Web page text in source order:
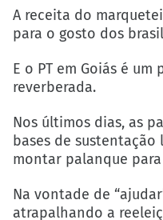
A receita do
para o gosto dos
E o PT em Goiás é
reverberada.
Nos últimos dias, as
bases de
montar palanque
Na vontade de
atrapalhando a